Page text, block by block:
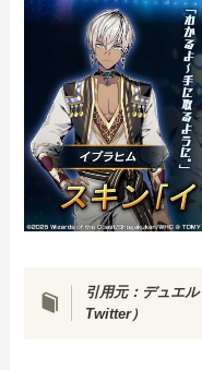
引用元： デュエ
Twitter）